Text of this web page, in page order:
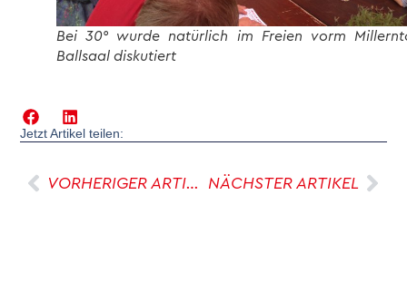
Bei 30° wurde natürlich im Freien vorm
Ballsaal diskutiert
Jetzt Artikel teilen:
VORHERIGER ARTIKEL NÄCHSTER ARTIKEL